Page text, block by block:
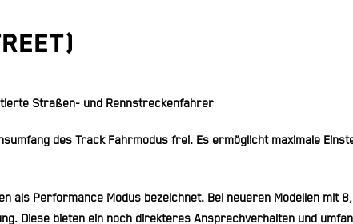
Straßen- und Rennstreckenfahrer
des Track Fahrmodus frei. Es ermöglicht maximale
als Performance Modus bezeichnet. Bei neueren Modellen mit
Diese bieten ein noch direkteres Ansprechverhalten und